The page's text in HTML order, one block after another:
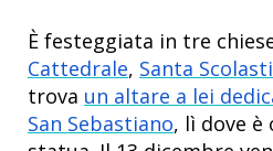
È festeggiata in tre
Cattedrale, Santa
trova un altare a lei
San Sebastiano, lì dove è